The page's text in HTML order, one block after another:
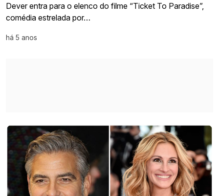
Dever entra para o elenco do filme “Ticket To Paradise”,
comédia estrelada por…
há 5 anos